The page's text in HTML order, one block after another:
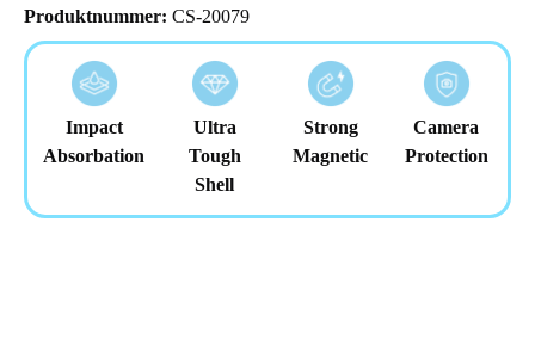
Produktnummer: CS-20079
Impact
Absorbation
Ultra
Tough
Shell
Strong
Magnetic
Camera
Protection